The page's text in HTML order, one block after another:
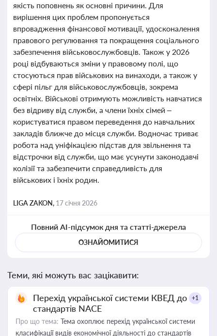
якість поповнень як основні причини. Для
вирішення цих проблем пропонується
впровадження фінансової мотивації, удосконалення
правового регулювання та покращення соціального
забезпечення військовослужбовців. Також у 2026
році відбуваються зміни у правовому полі, що
стосуються прав військових на винаходи, а також у
сфері пільг для військовослужбовців, зокрема
освітніх. Військові отримують можливість навчатися
без відриву від служби, а члени їхніх сімей –
користуватися правом переведення до навчальних
закладів ближче до місця служби. Водночас триває
робота над уніфікацією підстав для звільнення та
відстрочки від служби, що має усунути законодавчі
колізії та забезпечити справедливість для
військових і їхніх родин.
LIGA ZAKON, 17 січня 2026
Повний AI-підсумок дня та статті-джерела
ОЗНАЙОМИТИСЯ
Теми, які можуть вас зацікавити:
Перехід української системи КВЕД до
стандартів NACE
+1
Про що тема: Тема охоплює перехід української системи
класифікації видів економічної діяльності до стандартів